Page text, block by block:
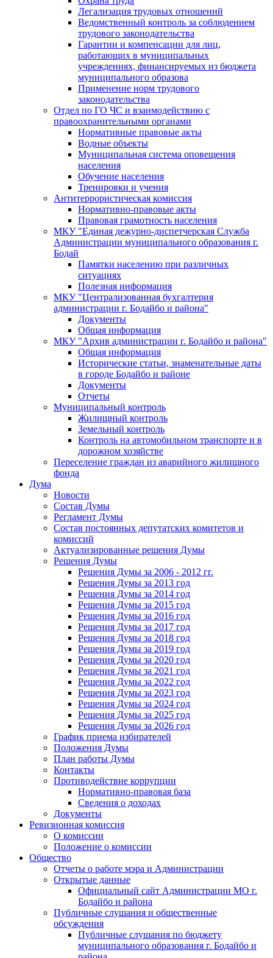
Легализация трудовых отношений
Ведомственный контроль за соблюдением
трудового законодательства
Гарантии и компенсации для лиц,
работающих в муниципальных
учреждениях, финансируемых из бюджета
муниципального образова
Применение норм трудового
законодательства
Отдел по ГО ЧС и взаимодействию с
правоохранительными органами
Нормативные правовые акты
Водные объекты
Муниципальная система оповещения
населения
Обучение населения
Тренировки и учения
Антитеррористическая комиссия
Нормативно-правовые акты
Правовая грамотность населения
МКУ "Единая дежурно-диспетчерская Служба
Администрации муниципального образования г.
Бодай
Памятки населению при различных
ситуациях
Полезная информация
МКУ "Централизованная бухгалтерия
администрации г. Бодайбо и района"
Документы
Общая информация
МКУ "Архив администрации г. Бодайбо и района"
Общая информация
Исторические статьи, знаменательные даты
в городе Бодайбо и районе
Документы
Отчеты
Муниципальный контроль
Жилищный контроль
Земельный контроль
Контроль на автомобильном транспорте и в
дорожном хозяйстве
Переселение граждан из аварийного жилищного
фонда
Дума
Новости
Состав Думы
Регламент Думы
Состав постоянных депутатских комитетов и
комиссий
Актуализированные решения Думы
Решения Думы
Решения Думы за 2006 - 2012 гг.
Решения Думы за 2013 год
Решения Думы за 2014 год
Решения Думы за 2015 год
Решения Думы за 2016 год
Решения Думы за 2017 год
Решения Думы за 2018 год
Решения Думы за 2019 год
Решения Думы за 2020 год
Решения Думы за 2021 год
Решения Думы за 2022 год
Решения Думы за 2023 год
Решения Думы за 2024 год
Решения Думы за 2025 год
Решения Думы за 2026 год
График приема избирателей
Положения Думы
План работы Думы
Контакты
Противодействие коррупции
Нормативно-правовая база
Сведения о доходах
Документы
Ревизионная комиссия
О комиссии
Положение о комиссии
Общество
Отчеты о работе мэра и Администрации
Открытые данные
Официальный сайт Администрации МО г.
Бодайбо и района
Публичные слушания и общественные
обсуждения
Публичные слушания по бюджету
муниципального образования г. Бодайбо и